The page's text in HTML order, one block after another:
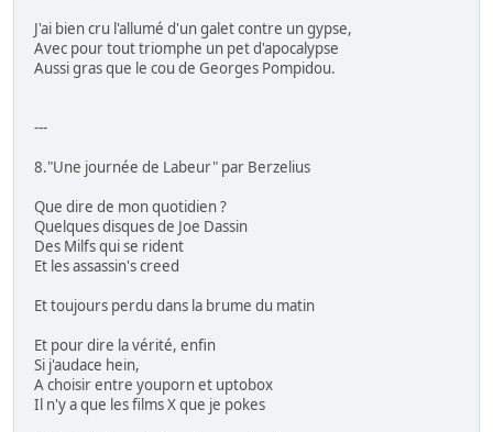
J'ai bien cru l'allumé d'un galet contre un gypse,
Avec pour tout triomphe un pet d'apocalypse
Aussi gras que le cou de Georges Pompidou.
---
8."Une journée de Labeur" par Berzelius
Que dire de mon quotidien ?
Quelques disques de Joe Dassin
Des Milfs qui se rident
Et les assassin's creed
Et toujours perdu dans la brume du matin
Et pour dire la vérité, enfin
Si j'audace hein,
A choisir entre youporn et uptobox
Il n'y a que les films X que je pokes